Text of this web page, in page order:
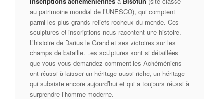
au patrimoine mondial de l’UNESCO), qui comptent
parmi les plus grands reliefs rocheux du monde. Ces
sculptures et inscriptions nous racontent une histoire.
L’histoire de Darius le Grand et ses victoires sur les
champs de bataille. Les sculptures sont si détaillées
que vous vous demandez comment les Achéméniens
ont réussi à laisser un héritage aussi riche, un héritage
qui subsiste encore aujourd’hui et qui a toujours réussi à
surprendre l’homme moderne.